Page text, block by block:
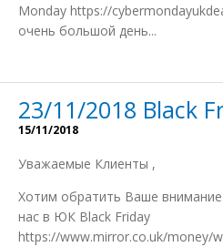
Monday https://
очень большой день...
23/11/2018 Black
15/11/2018
Уважаемые Клиенты ,
Xотим обратить Ваше
нас в ЮК Black Friday
https://www.mirror.co.uk/money/